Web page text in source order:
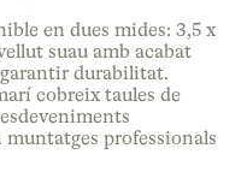
en dues mides: 3,5 x
suau amb acabat
durabilitat.
cobreix taules de
professionals